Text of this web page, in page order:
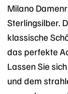
Milano
Sterlingsilber.
klassische
das perfekte
Lassen Sie
und dem